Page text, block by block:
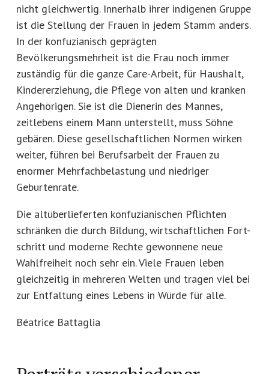
nicht gleichwertig. Innerhalb ihrer indigenen Gruppe
ist die Stellung der Frauen in jedem Stamm anders.
In der konfuzianisch geprägten
Bevölkerungsmehrheit ist die Frau noch immer
zuständig für die ganze Care-Arbeit, für Haushalt,
Kindererziehung, die Pflege von alten und kranken
Angehörigen. Sie ist die Dienerin des Mannes,
zeitlebens einem Mann unterstellt, muss Söhne
gebären. Diese gesellschaftlichen Normen wirken
weiter, führen bei Berufsarbeit der Frauen zu
enormer Mehrfachbelastung und niedriger
Geburtenrate.
Die altüberlieferten konfuzianischen Pflichten
schränken die durch Bildung, wirtschaftlichen Fort-
schritt und moderne Rechte gewonnene neue
Wahlfreiheit noch sehr ein. Viele Frauen leben
gleichzeitig in mehreren Welten und tragen viel bei
zur Entfaltung eines Lebens in Würde für alle.
Béatrice Battaglia